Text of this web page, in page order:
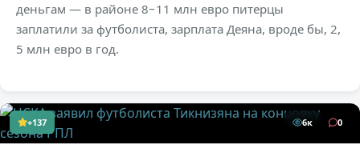
деньгам — в районе 8−11 млн евро питерцы
заплатили за футболиста, зарплата Деяна, вроде бы, 2,
5 млн евро в год.
+137 6к 0